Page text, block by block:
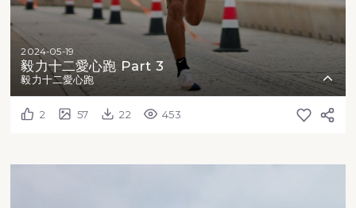
2024-05-19
毅力十二愛心跑 Part 3
毅力十二愛心跑
2 57 22 453